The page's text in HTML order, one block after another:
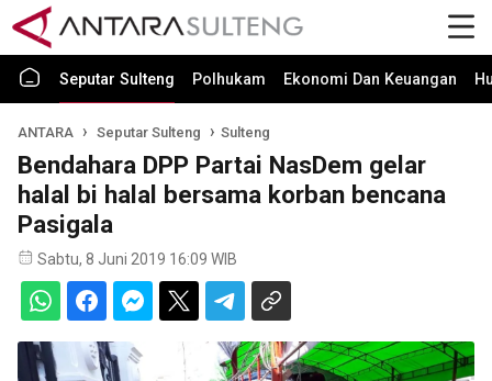
Seputar Sulteng Polhukam Ekonomi Dan Keuangan
ANTARA Seputar Sulteng Sulteng
Bendahara DPP Partai NasDem gelar
halal bi halal bersama korban bencana
Pasigala
Sabtu, 8 Juni 2019 16:09 WIB